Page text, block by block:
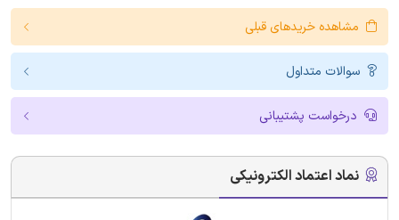
مشاهده خریدهای قبلی
سوالات متداول
درخواست پشتیبانی
نماد اعتماد الکترونیکی